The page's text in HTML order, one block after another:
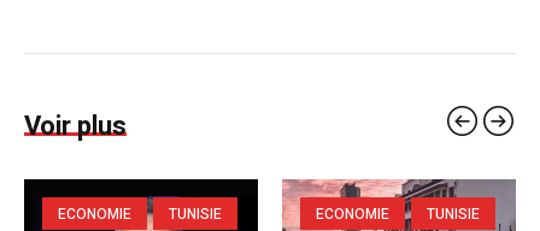
Voir plus
ECONOMIE TUNISIE ECONOMIE TUNISIE